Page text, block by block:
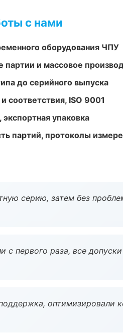
с нами
оборудования ЧПУ
партии и массовое
до серийного выпуска
соответствия, ISO 9001
упаковка
партий, протоколы
серию, затем без
с первого раза, все
оптимизировали